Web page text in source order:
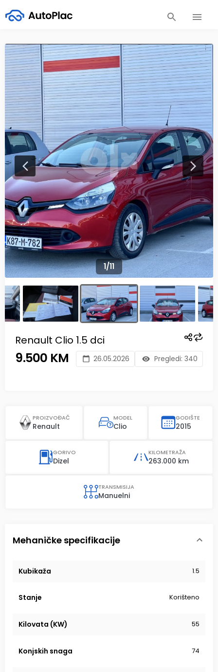
1/11
Renault Clio 1.5 dci
9.500 KM 26.05.2026 Pregledi: 340
PROIZVOĐAČ
Renault
MODEL
Clio
GODIŠTE
2015
GORIVO
Dizel
KILOMETRAŽA
263.000 km
TRANSMISIJA
Manuelni
Mehaničke specifikacije
Kubikaža 1.5
Stanje Korišteno
Kilovata (KW) 55
Konjskih snaga 74